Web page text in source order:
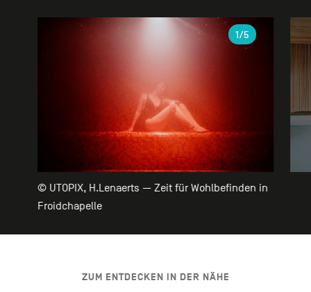
© UTOPIX, H.Lenaerts — Zeit für Wohlbefinden in
Froidchapelle
1/5
ZUM ENTDECKEN IN DER NÄHE